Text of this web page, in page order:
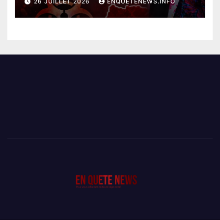
PLUS DE 400 DÉCÈS EN
SEULEMENT UNE SEMAINE